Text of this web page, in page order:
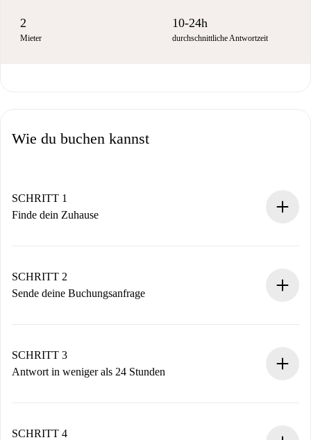
2
Mieter
10-24h
durchschnittliche Antwortzeit
Wie du buchen kannst
SCHRITT 1
Finde dein Zuhause
Du erhältst alle notwendigen Informationen im Voraus.
SCHRITT 2
Sende deine Buchungsanfrage
Denk daran, dass wir dich erst belasten, wenn der
Vermieter zustimmt.
SCHRITT 3
Antwort in weniger als 24 Stunden
stellen den Kontakt her.
SCHRITT 4